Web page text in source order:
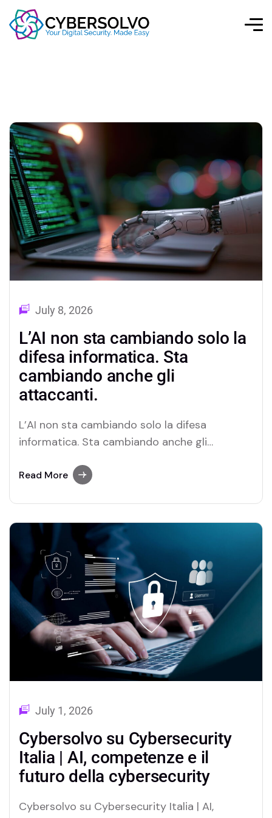
July 8, 2026
L’AI non sta cambiando solo la
difesa informatica. Sta
cambiando anche gli
attaccanti.
L’AI non sta cambiando solo la difesa
informatica. Sta cambiando anche gli
che viene descritto come il primo caso di
un attacco, adattandosi agli imprevisti senza
il continuo intervento umano.…
Read More
July 1, 2026
Cybersolvo su Cybersecurity
Italia | AI, competenze e il
futuro della cybersecurity
Cybersolvo su Cybersecurity Italia | AI,